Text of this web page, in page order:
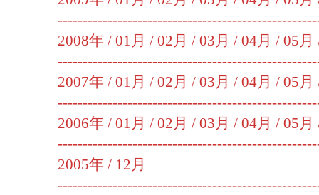
2008年 / 01月 / 02月 / 03月 / 04月 / 05月
2007年 / 01月 / 02月 / 03月 / 04月 / 05月
2006年 / 01月 / 02月 / 03月 / 04月 / 05月
2005年 / 12月